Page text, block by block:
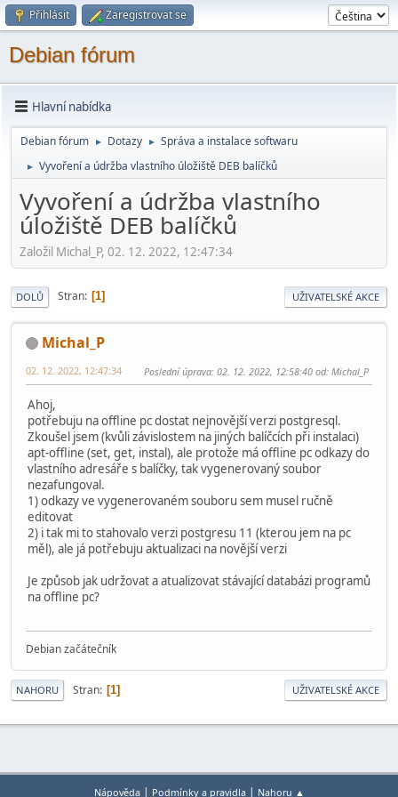
Přihlásit Zaregistrovat se
Debian fórum
Hlavní nabídka
Debian fórum ► Dotazy ► Správa a instalace softwaru
► Vyvoření a údržba vlastního úložiště DEB balíčků
Vyvoření a údržba vlastního
úložiště DEB balíčků
Založil Michal_P, 02. 12. 2022, 12:47:34
DOLŮ Stran 1 UŽIVATELSKÉ AKCE
Michal_P
02. 12. 2022, 12:47:34 Poslední úprava: 02. 12. 2022, 12:58:40 od: Michal_P
Ahoj,
potřebuju na offline pc dostat nejnovější verzi postgresql.
Zkoušel jsem (kvůli závislostem na jiných balíčcích při instalaci)
apt-offline (set, get, instal), ale protože má offline pc odkazy do
vlastního adresáře s balíčky, tak vygenerovaný soubor
nezafungoval.
1) odkazy ve vygenerovaném souboru sem musel ručně
editovat
2) i tak mi to stahovalo verzi postgresu 11 (kterou jem na pc
měl), ale já potřebuju aktualizaci na novější verzi
Je způsob jak udržovat a atualizovat stávající databázi programů
na offline pc?
Debian začátečník
NAHORU Stran 1 UŽIVATELSKÉ AKCE
Nápověda| Podmínky a pravidla| Nahoru ▲